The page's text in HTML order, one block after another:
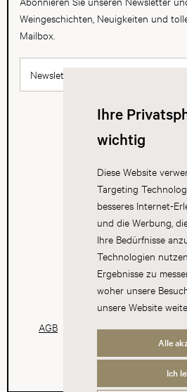
Ihre
wichtig
Diese Website
Targeting
besseres Internet-
und die Werbung,
Ihre Bedürfnisse
Technologien
Ergebnisse zu
woher unsere
unsere Website
Alle
Ich
Weingeschichten, Neuigkeiten und
Mailbox.
Newsletter abonnieren
AGB Datenschutz